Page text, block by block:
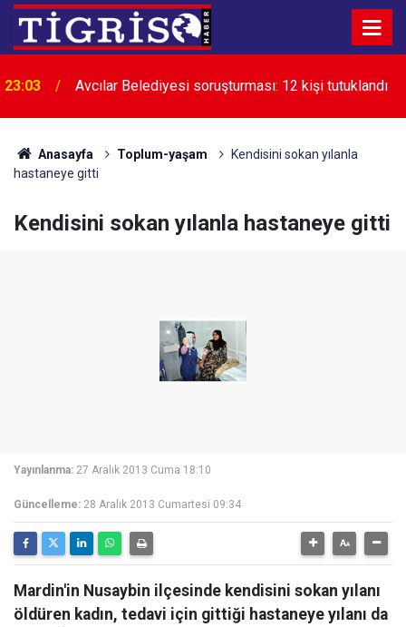
23:03 Avcılar Belediyesi soruşturması: 12 kişi tutuklandı
Anasayfa Toplum-yaşam
Kendisini sokan yılanla
hastaneye gitti
Kendisini sokan yılanla hastaneye gitti
Yayınlanma: 27 Aralık 2013 Cuma 18:10
Güncelleme: 28 Aralık 2013 Cumartesi 09:34
Mardin'in Nusaybin ilçesinde kendisini sokan yılanı
öldüren kadın, tedavi için gittiği hastaneye yılanı da